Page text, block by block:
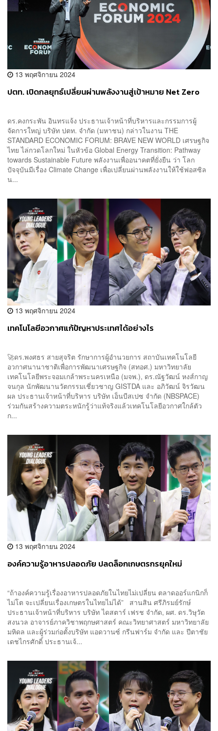
13 พฤศจิกายน 2024
ปตท. เปิดกลยุทธ์เปลี่ยนผ่านพลังงานสู่เป้าหมาย Net Zero
ดร.คงกระพัน อินทรแจ้ง ประธานเจ้าหน้าที่บริหารและกรรมการผู้
จัดการใหญ่ บริษัท ปตท. จำกัด (มหาชน) กล่าวในงาน THE
STANDARD ECONOMIC FORUM: BRAVE NEW WORLD เศรษฐกิจ
ไทย ไล่กวดโลกใหม่ ในหัวข้อ Global Energy Transition: Pathway
towards Sustainable Future พลังงานเพื่ออนาคตที่ยั่งยืน ว่า โลก
ปัจจุบันมีเรื่อง Climate Change เพื่อเปลี่ยนผ่านพลังงานให้ใช้ฟอสซิล
น...
13 พฤศจิกายน 2024
เทคโนโลยีอวกาศแก้ปัญหาประเทศได้อย่างไร
🚀ดร.พงศธร สายสุจริต รักษาการผู้อำนวยการ สถาบันเทคโนโลยี
อวกาศนานาชาติเพื่อการพัฒนาเศรษฐกิจ (สทอศ.) มหาวิทยาลัย
เทคโนโลยีพระจอมเกล้าพระนครเหนือ (มจพ.), ดร.ณัฐวัฒน์ หงส์กาญ
จนกุล นักพัฒนานวัตกรรมเชี่ยวชาญ GISTDA และ อภิวัฒน์ จิรวัฒน
ผล ประธานเจ้าหน้าที่บริหาร บริษัท เอ็นบีสเปซ จำกัด (NBSPACE)
ร่วมกันสร้างความตระหนักรู้ว่าแท้จริงแล้วเทคโนโลยีอวกาศใกล้ตัว
ก...
13 พฤศจิกายน 2024
องค์ความรู้อาหารปลอดภัย ปลดล็อกเกษตรกรยุคใหม่
“ถ้าองค์ความรู้เรื่องอาหารปลอดภัยในไทยไม่เปลี่ยน ตลาดออร์แกนิกก็
ไม่โต จะเปลี่ยนเรื่องเกษตรในไทยไม่ได้” สานสิน ศรีภิรมย์รักษ์
ประธานเจ้าหน้าที่บริหาร บริษัท ไดสตาร์ เฟรช จำกัด, ผศ. ดร.วิษุวัต
สงนวล อาจารย์ภาควิชาพฤกษศาสตร์ คณะวิทยาศาสตร์ มหาวิทยาลัย
มหิดล และผู้ร่วมก่อตั้งบริษัท แอดวานซ์ กรีนฟาร์ม จำกัด และ ปีตาชัย
เดชไกรศักดิ์ ประธานเจ้...